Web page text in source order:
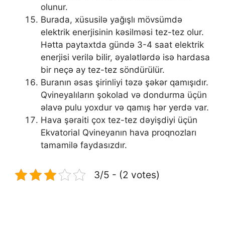
olunur.
Burada, xüsusilə yağışlı mövsümdə
elektrik enerjisinin kəsilməsi tez-tez olur.
Hətta paytaxtda gündə 3-4 saat elektrik
enerjisi verilə bilir, əyalətlərdə isə hardasa
bir neçə ay tez-tez söndürülür.
Buranın əsas şirinliyi təzə şəkər qamışıdır.
Qvineyalıların şokolad və dondurma üçün
əlavə pulu yoxdur və qamış hər yerdə var.
Hava şəraiti çox tez-tez dəyişdiyi üçün
Ekvatorial Qvineyanın hava proqnozları
tamamilə faydasızdır.
3/5 - (2 votes)